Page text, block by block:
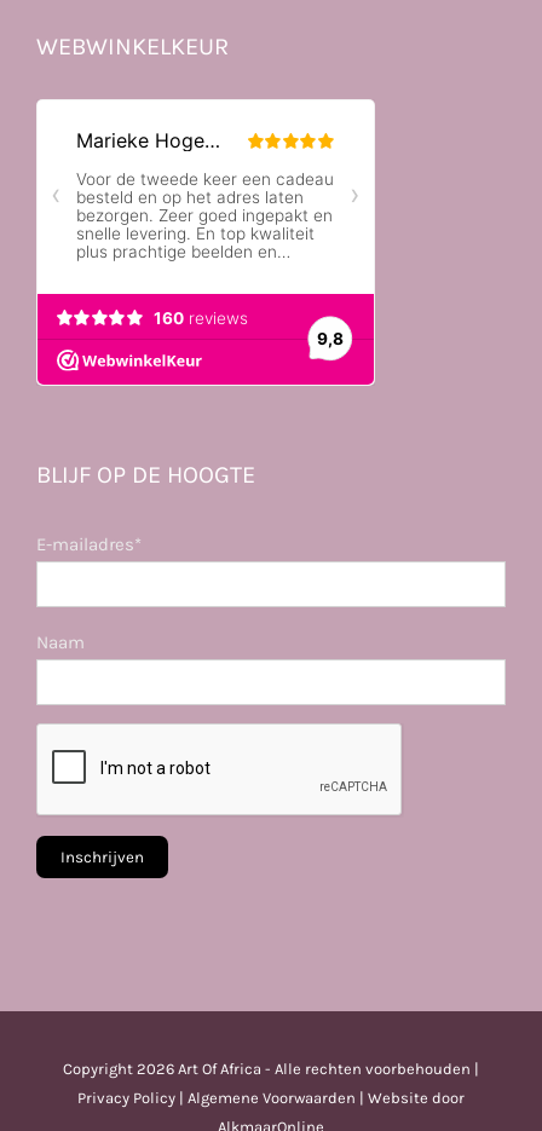
WEBWINKELKEUR
BLIJF OP DE HOOGTE
E-mailadres*
Naam
Copyright 2026 Art Of Africa - Alle rechten voorbehouden |
Privacy Policy | Algemene Voorwaarden | Website door
AlkmaarOnline